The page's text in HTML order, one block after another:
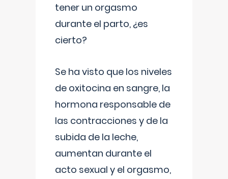
tener un orgasmo
durante el parto, ¿es
cierto?
Se ha visto que los niveles
de oxitocina en sangre, la
hormona responsable de
las contracciones y de la
subida de la leche,
aumentan durante el
acto sexual y el orgasmo,